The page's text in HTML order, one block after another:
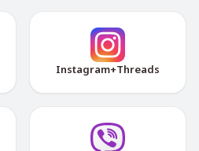
Instagram+Threads